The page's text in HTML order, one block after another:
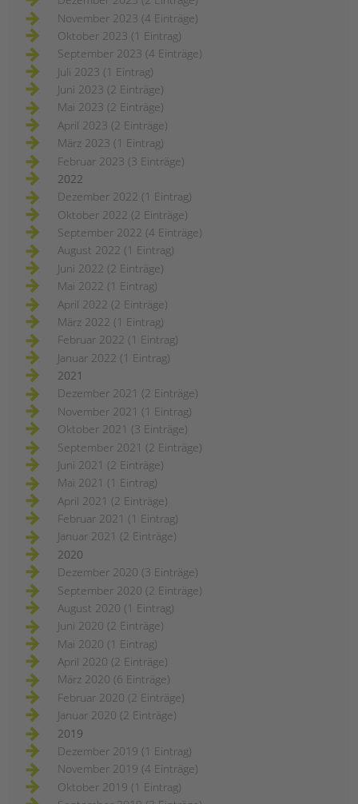
November 2023 (4 Einträge)
Oktober 2023 (1 Eintrag)
September 2023 (4 Einträge)
Juli 2023 (1 Eintrag)
Juni 2023 (2 Einträge)
Mai 2023 (2 Einträge)
April 2023 (2 Einträge)
März 2023 (1 Eintrag)
Februar 2023 (3 Einträge)
2022
Dezember 2022 (1 Eintrag)
Oktober 2022 (2 Einträge)
September 2022 (4 Einträge)
August 2022 (1 Eintrag)
Juni 2022 (2 Einträge)
Mai 2022 (1 Eintrag)
April 2022 (2 Einträge)
März 2022 (1 Eintrag)
Februar 2022 (1 Eintrag)
Januar 2022 (1 Eintrag)
2021
Dezember 2021 (2 Einträge)
November 2021 (1 Eintrag)
Oktober 2021 (3 Einträge)
September 2021 (2 Einträge)
Juni 2021 (2 Einträge)
Mai 2021 (1 Eintrag)
April 2021 (2 Einträge)
Februar 2021 (1 Eintrag)
Januar 2021 (2 Einträge)
2020
Dezember 2020 (3 Einträge)
September 2020 (2 Einträge)
August 2020 (1 Eintrag)
Juni 2020 (2 Einträge)
Mai 2020 (1 Eintrag)
April 2020 (2 Einträge)
März 2020 (6 Einträge)
Februar 2020 (2 Einträge)
Januar 2020 (2 Einträge)
2019
Dezember 2019 (1 Eintrag)
November 2019 (4 Einträge)
Oktober 2019 (1 Eintrag)